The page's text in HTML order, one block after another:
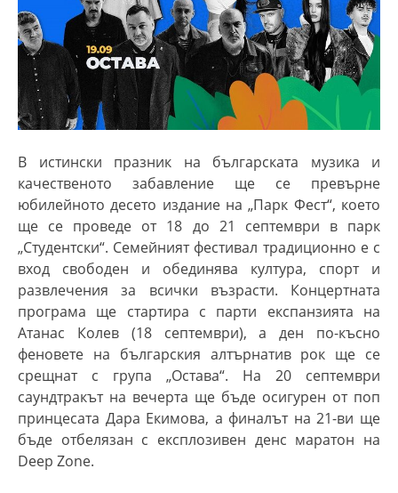
В истински празник на българската музика и
качественото забавление ще се превърне
юбилейното десето издание на „Парк Фест“, което
ще се проведе от 18 до 21 септември в парк
„Студентски“. Семейният фестивал традиционно е с
вход свободен и обединява култура, спорт и
развлечения за всички възрасти. Концертната
програма ще стартира с парти експанзията на
Атанас Колев (18 септември), а ден по-късно
феновете на българския алтърнатив рок ще се
срещнат с група „Остава“. На 20 септември
саундтракът на вечерта ще бъде осигурен от поп
принцесата Дара Екимова, а финалът на 21-ви ще
бъде отбелязан с експлозивен денс маратон на
Deep Zone.